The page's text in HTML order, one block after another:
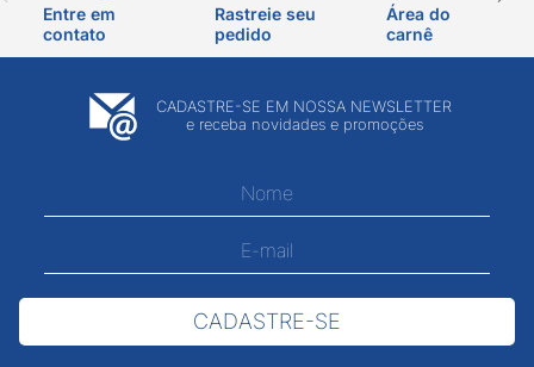
Entre em
contato
Rastreie seu
pedido
Área do
carnê
CADASTRE-SE EM NOSSA NEWSLETTER
e receba novidades e promoções
CADASTRE-SE